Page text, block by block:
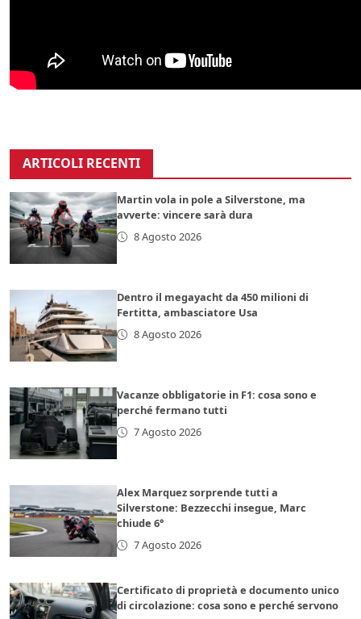
ARTICOLI RECENTI
Martin vola in pole a Silverstone, ma
avverte: vincere sarà dura
8 Agosto 2026
Dentro il megayacht da 450 milioni di
Fertitta, ambasciatore Usa
8 Agosto 2026
Vacanze obbligatorie in F1: cosa sono e
perché fermano tutti
7 Agosto 2026
Alex Marquez sorprende tutti a
Silverstone: Bezzecchi insegue, Marc
chiude 6°
7 Agosto 2026
Certificato di proprietà e documento unico
di circolazione: cosa sono e perché servono